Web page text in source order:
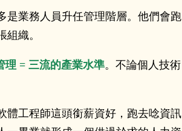
是業務人員升任管理階層。他們會跑
織。
理 = 三流的產業水準。不論個人技術
體工程師這頭銜薪資好，跑去唸資訊